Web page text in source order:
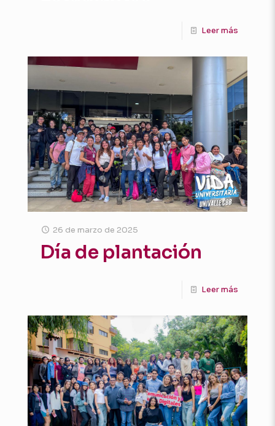
Leer más
26 de marzo de 2025
Día de plantación
Leer más